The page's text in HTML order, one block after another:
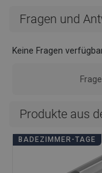
Fragen und
Keine Fragen
Produkte aus
BADEZIMMER-TAGE